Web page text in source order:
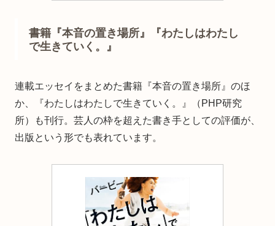
書籍『本音の置き場所』『わたしはわたし
で生きていく。』
連載エッセイをまとめた書籍『本音の置き場所』のほ
か、『わたしはわたしで生きていく。』（PHP研究
所）も刊行。芸人の枠を超えた書き手としての評価が、
出版という形でも表れています。